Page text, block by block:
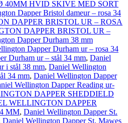
40MM HVID SKIVE MED SORT
Dapper Bristol dameur – rosa 34
DAPPER BRISTOL UR – ROSA
DAPPER BRISTOL UR –
Dapper Durham 38 mm
Dapper Durham ur – rosa 34
Durham ur – stål 34 mm, Daniel
i stål 38 mm, Daniel Wellington
34 mm, Daniel Wellington Dapper
Wellington Dapper Reading ur-
DAPPER SHEDDIELD
WELLINGTON DAPPER
MM, Daniel Wellington Dapper St.
Daniel Wellington Dapper St. Mawes